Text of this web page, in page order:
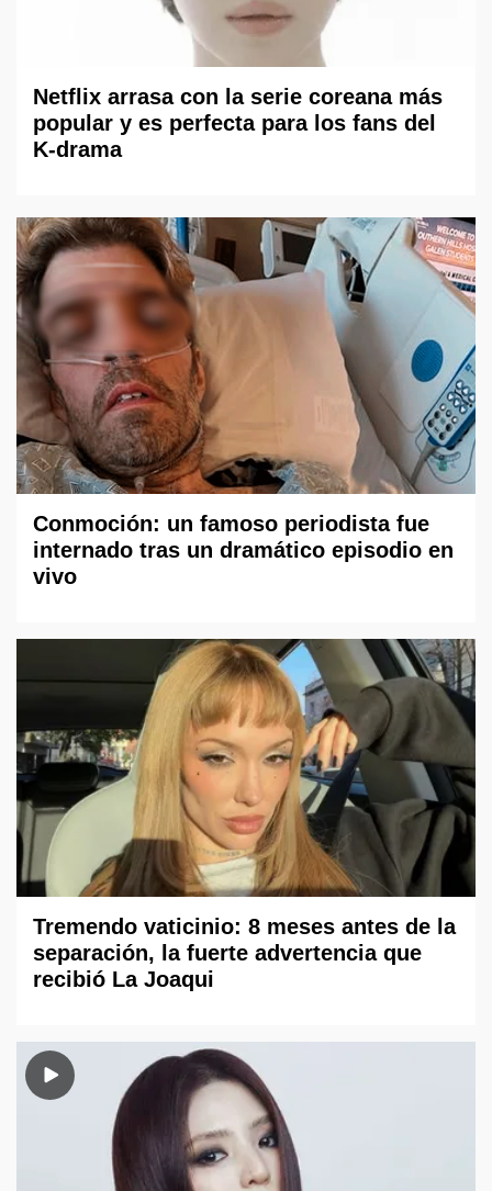
Netflix arrasa con la serie coreana más
popular y es perfecta para los fans del
K-drama
Conmoción: un famoso periodista fue
internado tras un dramático episodio en
vivo
Tremendo vaticinio: 8 meses antes de la
separación, la fuerte advertencia que
recibió La Joaqui